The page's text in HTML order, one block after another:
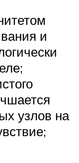
и
узлов на